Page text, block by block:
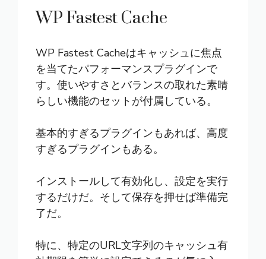
WP Fastest Cache
WP Fastest Cacheはキャッシュに焦点
を当てたパフォーマンスプラグインで
す。使いやすさとバランスの取れた素晴
らしい機能のセットが付属している。
基本的すぎるプラグインもあれば、高度
すぎるプラグインもある。
インストールして有効化し、設定を実行
するだけだ。そして保存を押せば準備完
了だ。
特に、特定のURL文字列のキャッシュ有